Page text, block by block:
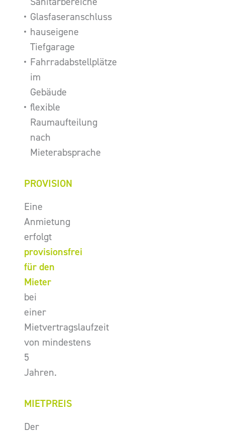
Glasfaseranschluss
hauseigene
Tiefgarage
Fahrradabstellplätze
im
Gebäude
flexible
Raumaufteilung
nach
Mieterabsprache
PROVISION
Eine
Anmietung
erfolgt
provisionsfrei
für den
Mieter
bei
einer
Mietvertragslaufzeit
von mindestens
5
Jahren.
MIETPREIS
Der